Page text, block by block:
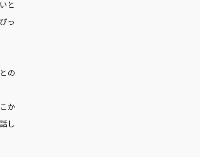
と
っ
の
か
し